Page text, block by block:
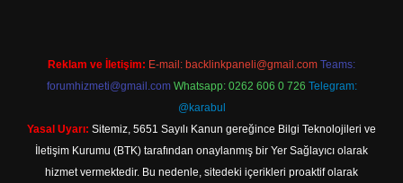
Reklam ve İletişim: E-mail: backlinkpaneli@gmail.com Teams:
forumhizmeti@gmail.com Whatsapp: 0262 606 0 726 Telegram:
@karabul
Yasal Uyarı: Sitemiz, 5651 Sayılı Kanun gereğince Bilgi Teknolojileri ve
İletişim Kurumu (BTK) tarafından onaylanmış bir Yer Sağlayıcı olarak
hizmet vermektedir. Bu nedenle, sitedeki içerikleri proaktif olarak